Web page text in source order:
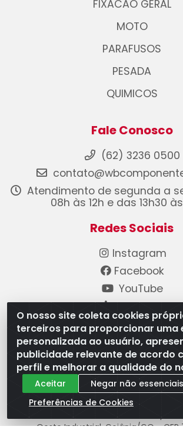
O nosso site coleta cookies
terceiros para proporcionar uma
personalizada ao usuário,
publicidade relevante de acordo
perfil e melhorar a qualidade do
Aceitar
Negar não essenciais
Preferências de Cookies
FIXACAO GERAL
MOTO
PARAFUSOS
PESADA
QUIMICOS
Fale Conosco
(62) 3236 0500
Atendimento de segunda a
08h às 12h e das 13h30
Redes Sociais
Instagram
Facebook
YouTube
Linkedin
Formas de
WB Componentes Automotivos
Oeste Industrial, Goiânia/GO -